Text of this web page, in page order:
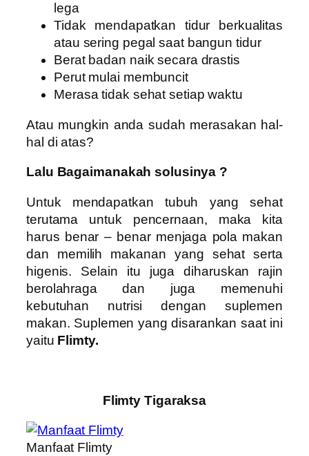
lega
Tidak mendapatkan tidur berkualitas
atau sering pegal saat bangun tidur
Berat badan naik secara drastis
Perut mulai membuncit
Merasa tidak sehat setiap waktu
Atau mungkin anda sudah merasakan hal-
hal di atas?
Lalu Bagaimanakah solusinya ?
Untuk mendapatkan tubuh yang sehat
terutama untuk pencernaan, maka kita
harus benar – benar menjaga pola makan
dan memilih makanan yang sehat serta
higenis. Selain itu juga diharuskan rajin
berolahraga dan juga memenuhi
kebutuhan nutrisi dengan suplemen
makan. Suplemen yang disarankan saat ini
yaitu Flimty.
Flimty Tigaraksa
Manfaat Flimty